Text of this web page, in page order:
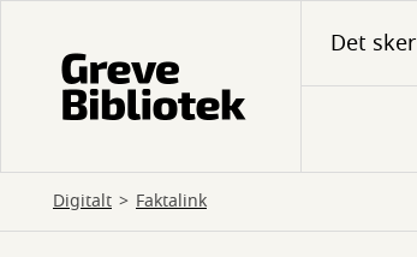
hovedindhold
Det sker
Digitalt Faktalink